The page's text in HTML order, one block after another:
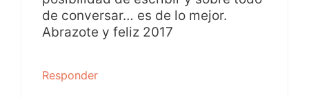
de conversar… es de lo mejor.
Abrazote y feliz 2017
Responder